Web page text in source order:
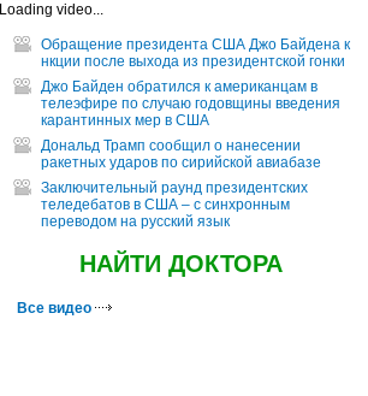
Loading video...
Обращение президента США Джо Байдена к
нкции после выхода из президентской гонки
Джо Байден обратился к американцам в
телеэфире по случаю годовщины введения
карантинных мер в США
Дональд Трамп сообщил о нанесении
ракетных ударов по сирийской авиабазе
Заключительный раунд президентских
теледебатов в США – с синхронным
переводом на русский язык
НАЙТИ ДОКТОРА
Все видео